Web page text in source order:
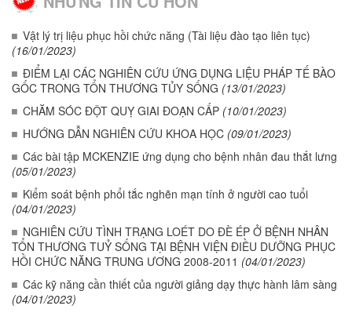
Vật lý trị liệu phục hồi chức năng (Tài liệu đào tạo liên tục)
(16/01/2023)
ĐIỂM LẠI CÁC NGHIÊN CỨU ỨNG DỤNG LIỆU PHÁP TẾ BÀO
GỐC TRONG TỔN THƯƠNG TỦY SỐNG (13/01/2023)
CHĂM SÓC ĐỘT QUỴ GIAI ĐOẠN CẤP (10/01/2023)
HƯỚNG DẪN NGHIÊN CỨU KHOA HỌC (09/01/2023)
Các bài tập MCKENZIE ứng dụng cho bệnh nhân đau thắt lưng
(05/01/2023)
Kiểm soát bệnh phổi tắc nghẽn mạn tính ở người cao tuổi
(04/01/2023)
NGHIÊN CỨU TÌNH TRẠNG LOÉT DO ĐÈ ÉP Ở BỆNH NHÂN
TỔN THƯƠNG TUỶ SỐNG TẠI BỆNH VIỆN ĐIỀU DƯỠNG PHỤC
HỒI CHỨC NĂNG TRUNG ƯƠNG 2008-2011 (04/01/2023)
Các kỹ năng cần thiết của người giảng dạy thực hành lâm sàng
(04/01/2023)